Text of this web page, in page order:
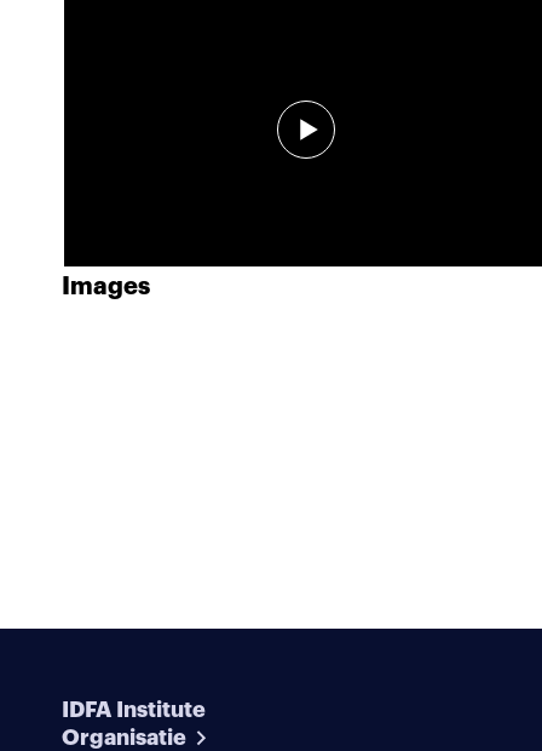
Images
IDFA Institute
Organisatie